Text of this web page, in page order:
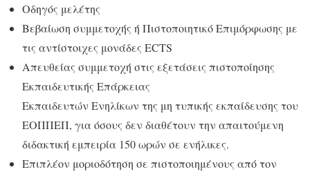
Οδηγός μελέτης
Βεβαίωση συμμετοχής ή Πιστοποιητικό Επιμόρφωσης με
τις αντίστοιχες μονάδες ECTS
Απευθείας συμμετοχή στις εξετάσεις πιστοποίησης
Εκπαιδευτικής Επάρκειας
Εκπαιδευτών Ενηλίκων της μη τυπικής εκπαίδευσης του
ΕΟΠΠΕΠ, για όσους δεν διαθέτουν την απαιτούμενη
διδακτική εμπειρία 150 ωρών σε ενήλικες.
Επιπλέον μοριοδότηση σε πιστοποιημένους από τον